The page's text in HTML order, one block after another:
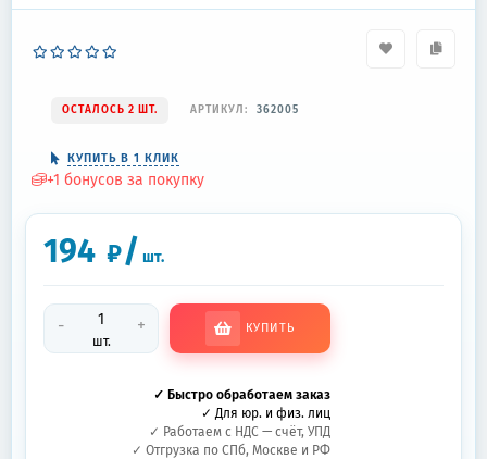
ОСТАЛОСЬ 2 ШТ. АРТИКУЛ: 362005
КУПИТЬ В 1 КЛИК
+1 бонусов за покупку
194 ₽/ шт.
-
шт.
+ КУПИТЬ
✓ Быстро обработаем заказ
✓ Для юр. и физ. лиц
✓ Работаем с НДС — счёт, УПД
✓ Отгрузка по СПб, Москве и РФ